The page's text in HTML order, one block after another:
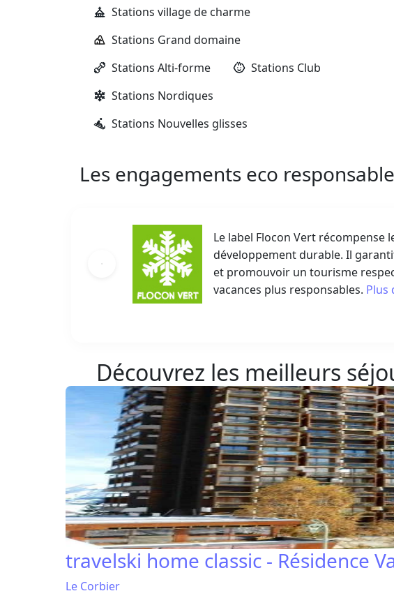
Stations village de charme
Stations Grand domaine
Stations Alti-forme
Stations Club
Stations Nordiques
Stations Nouvelles glisses
Les engagements eco responsable
Le label Flocon Vert récompense
développement durable. Il
et promouvoir un tourisme
vacances plus responsables. Plus
Découvrez les meilleurs
travelski home classic - Résidence
Le Corbier